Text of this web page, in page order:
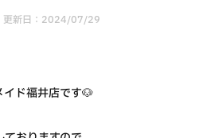
更新日： 2024/07/29
イド福井店です🐶